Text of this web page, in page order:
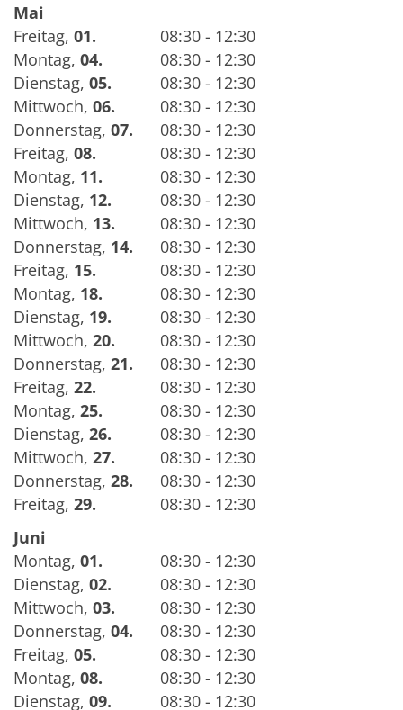
Mai
Freitag, 01.
08:30 - 12:30
Montag, 04.
08:30 - 12:30
Dienstag, 05.
08:30 - 12:30
Mittwoch, 06.
08:30 - 12:30
Donnerstag, 07.
08:30 - 12:30
Freitag, 08.
08:30 - 12:30
Montag, 11.
08:30 - 12:30
Dienstag, 12.
08:30 - 12:30
Mittwoch, 13.
08:30 - 12:30
Donnerstag, 14.
08:30 - 12:30
Freitag, 15.
08:30 - 12:30
Montag, 18.
08:30 - 12:30
Dienstag, 19.
08:30 - 12:30
Mittwoch, 20.
08:30 - 12:30
Donnerstag, 21.
08:30 - 12:30
Freitag, 22.
08:30 - 12:30
Montag, 25.
08:30 - 12:30
Dienstag, 26.
08:30 - 12:30
Mittwoch, 27.
08:30 - 12:30
Donnerstag, 28.
08:30 - 12:30
Freitag, 29.
08:30 - 12:30
Juni
Montag, 01.
08:30 - 12:30
Dienstag, 02.
08:30 - 12:30
Mittwoch, 03.
08:30 - 12:30
Donnerstag, 04.
08:30 - 12:30
Freitag, 05.
08:30 - 12:30
Montag, 08.
08:30 - 12:30
Dienstag, 09. 08:30 - 12:30